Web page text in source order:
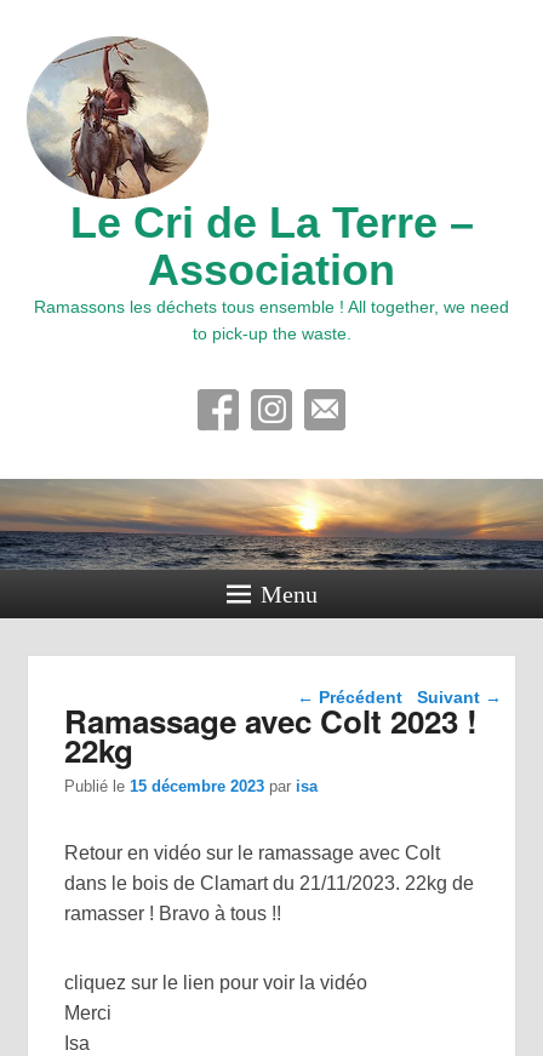
Le Cri de La Terre –
Association
Ramassons les déchets tous ensemble ! All together, we need
to pick-up the waste.
Menu
Navigation dans les
articles
← Précédent Suivant →
Ramassage avec Colt 2023 !
22kg
Publié le15 décembre 2023 par isa
Retour en vidéo sur le ramassage avec Colt
dans le bois de Clamart du 21/11/2023. 22kg de
ramasser ! Bravo à tous !!
cliquez sur le lien pour voir la vidéo
Merci
Isa